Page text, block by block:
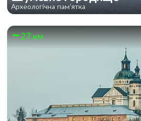
Археологічна пам'ятка
27 км